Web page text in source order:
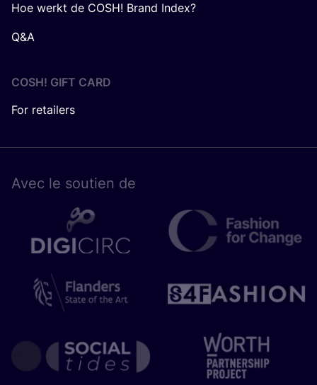
Hoe werkt de COSH! Brand Index?
Q&A
COSH! GIFT CARD
For retailers
Avec le sou­tien de